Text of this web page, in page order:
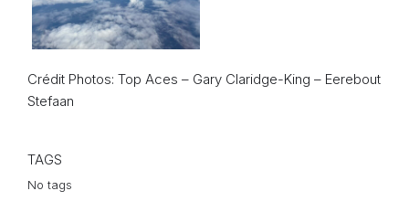
Crédit Photos: Top Aces – Gary Claridge-King – Eerebout
Stefaan
TAGS
No tags